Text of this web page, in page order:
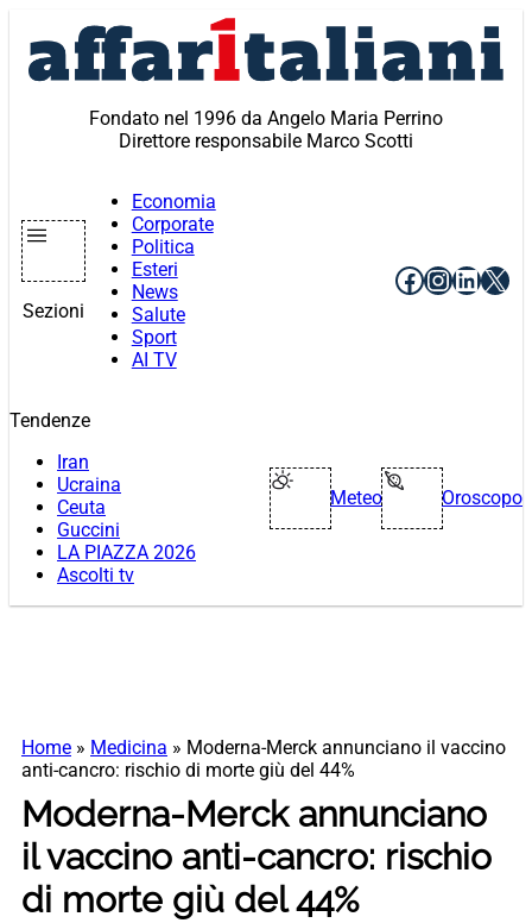
contenuto
Fondato nel 1996 da Angelo Maria Perrino
Direttore responsabile Marco Scotti
Sezioni
Economia
Corporate
Politica
Esteri
News
Salute
Sport
AI TV
Facebook
X
Tendenze
Iran
Ucraina
Ceuta
Guccini
LA PIAZZA 2026
Ascolti tv
Meteo Oroscopo
Home » Medicina » Moderna-Merck annunciano il vaccino
anti-cancro: rischio di morte giù del 44%
Moderna-Merck annunciano
il vaccino anti-cancro: rischio
di morte giù del 44%